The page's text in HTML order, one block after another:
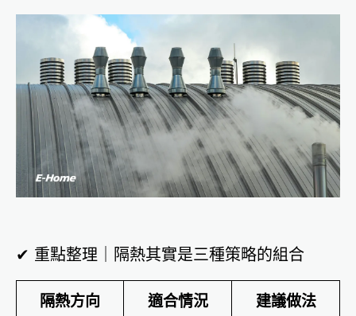
✔ 重點整理｜隔熱其實是三種策略的組合
隔熱方向 適合情況 建議做法